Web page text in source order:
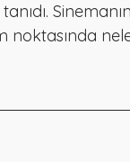
noktasında